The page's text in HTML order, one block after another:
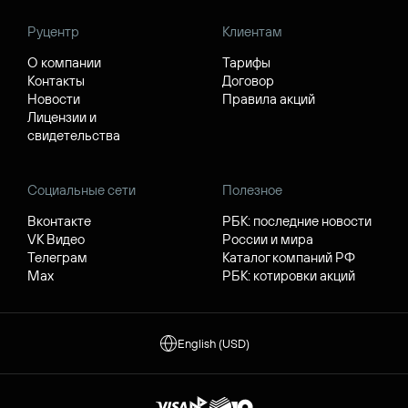
Руцентр
О компании
Контакты
Новости
Лицензии и
свидетельства
Клиентам
Тарифы
Договор
Правила акций
Социальные сети
Вконтакте
VK Видео
Телеграм
Max
Полезное
РБК: последние новости
России и мира
Каталог компаний РФ
РБК: котировки акций
English (USD)